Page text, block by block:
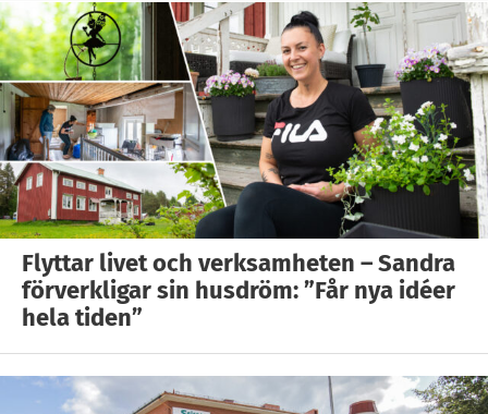
Flyttar livet och verksamheten – Sandra
förverkligar sin husdröm: ”Får nya idéer
hela tiden”